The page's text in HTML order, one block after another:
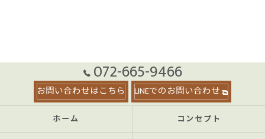
072-665-9466
お問い合わせはこちら LINEでのお問い合わせ
ホーム コンセプト